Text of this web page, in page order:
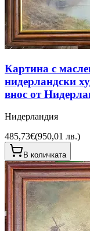
Картина с
нидерландски
внос от
Нидерландия
485,73€(950,01 лв.)
В количката